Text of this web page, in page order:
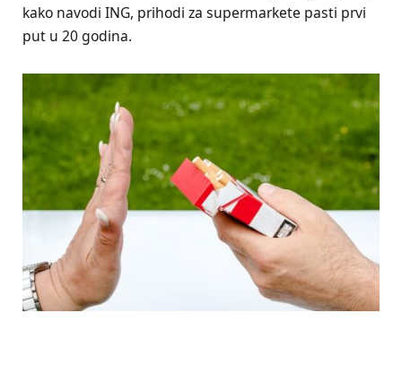
kako navodi ING, prihodi za supermarkete pasti prvi
put u 20 godina.